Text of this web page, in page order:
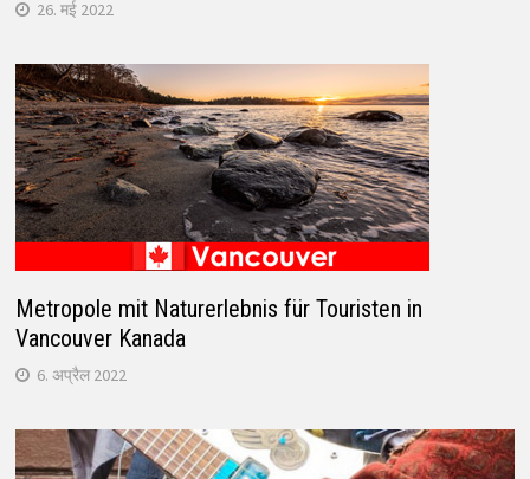
26. मई 2022
Metropole mit Naturerlebnis für Touristen in
Vancouver Kanada
6. अप्रैल 2022